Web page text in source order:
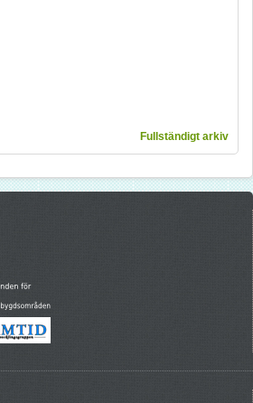
Fullständigt arkiv